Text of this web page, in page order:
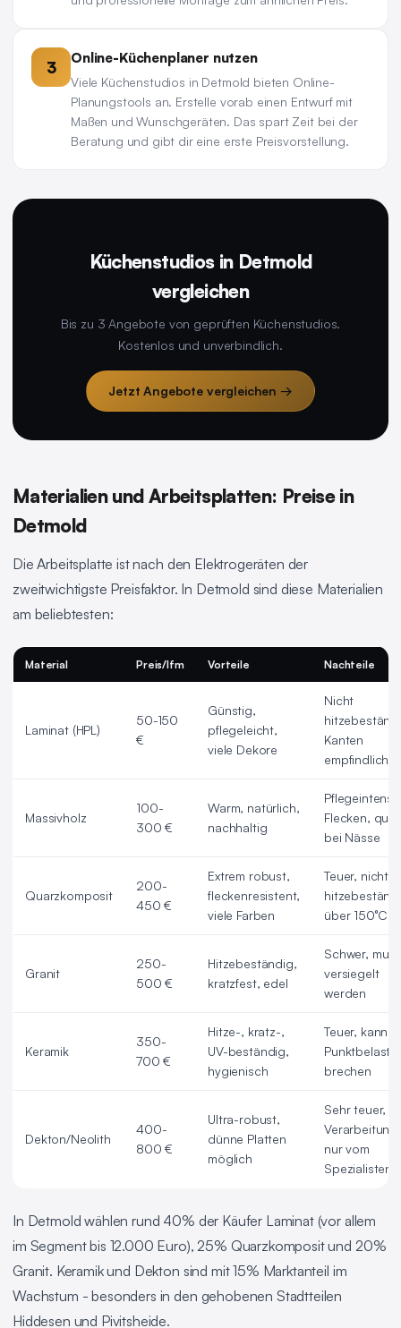
3 Online-Küchenplaner nutzen
Viele Küchenstudios in Detmold bieten Online-
Planungstools an. Erstelle vorab einen Entwurf mit
Maßen und Wunschgeräten. Das spart Zeit bei der
Beratung und gibt dir eine erste Preisvorstellung.
Küchenstudios in Detmold
vergleichen
Bis zu 3 Angebote von geprüften Küchenstudios.
Kostenlos und unverbindlich.
Jetzt Angebote vergleichen →
Materialien und Arbeitsplatten: Preise in
Detmold
Die Arbeitsplatte ist nach den Elektrogeräten der
zweitwichtigste Preisfaktor. In Detmold sind diese Materialien
am beliebtesten:
Material Preis/lfm Vorteile Nachteile
Laminat (HPL)
50-150
€
Günstig,
pflegeleicht,
viele Dekore
Nicht
Kanten
empfindlich
Massivholz
100-
300 €
Warm, natürlich,
nachhaltig
Flecken, quillt
bei Nässe
Quarzkomposit
200-
450 €
Extrem robust,
fleckenresistent,
viele Farben
Teuer, nicht
über 150°C
Granit
250-
500 €
Hitzebeständig,
kratzfest, edel
Schwer, muss
versiegelt
werden
Keramik
350-
700 €
Hitze-, kratz-,
UV-beständig,
hygienisch
Teuer, kann
brechen
Dekton/Neolith
400-
800 €
Ultra-robust,
dünne Platten
möglich
Sehr teuer,
Verarbeitung
nur vom
Spezialisten
In Detmold wählen rund 40% der Käufer Laminat (vor allem
im Segment bis 12.000 Euro), 25% Quarzkomposit und 20%
Granit. Keramik und Dekton sind mit 15% Marktanteil im
Wachstum - besonders in den gehobenen Stadtteilen
Hiddesen und Pivitsheide.